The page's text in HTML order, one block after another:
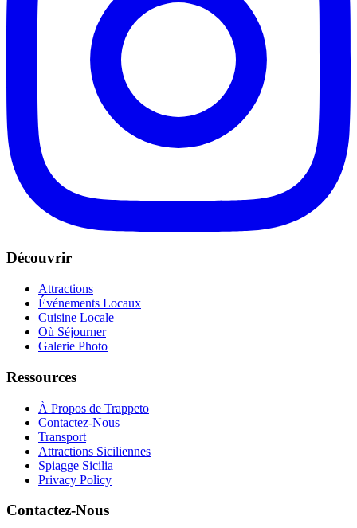
Découvrir
Attractions
Événements Locaux
Cuisine Locale
Où Séjourner
Galerie Photo
Ressources
À Propos de Trappeto
Contactez-Nous
Transport
Attractions Siciliennes
Spiagge Sicilia
Privacy Policy
Contactez-Nous